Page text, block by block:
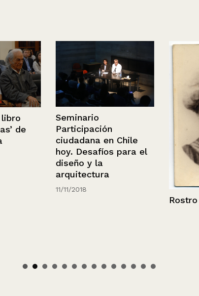
Seminario
Participación
ciudadana en Chile
hoy. Desafíos para el
diseño y la
arquitectura
11/11/2018
Rostro